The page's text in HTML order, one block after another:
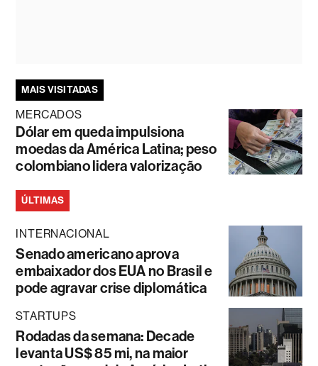
MAIS VISITADAS
MERCADOS
Dólar em queda impulsiona
moedas da América Latina; peso
colombiano lidera valorização
ÚLTIMAS
INTERNACIONAL
Senado americano aprova
embaixador dos EUA no Brasil e
pode agravar crise diplomática
STARTUPS
Rodadas da semana: Decade
levanta US$ 85 mi, na maior